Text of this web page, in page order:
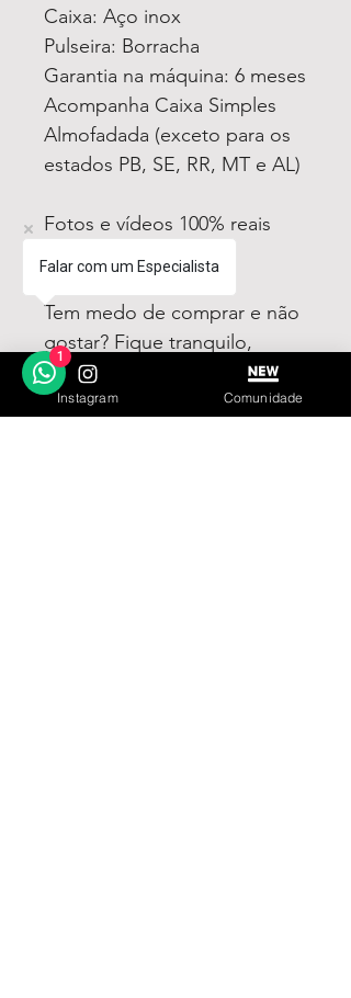
Caixa: Aço inox
Pulseira: Borracha
Garantia na máquina: 6 meses
Acompanha Caixa Simples
Almofadada (exceto para os
estados PB, SE, RR, MT e AL)
Fotos e vídeos 100% reais
Tem medo de comprar e não
gostar? Fique tranquilo,
garantimos a sua satisfação
ou devolvemos o seu
Instagram Comunidade
Falar com um Especialista
1